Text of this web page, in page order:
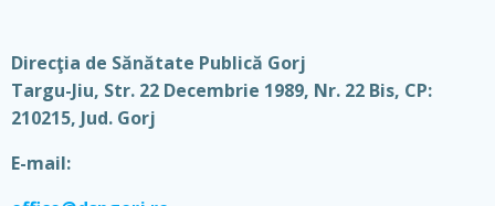
Direcţia de Sănătate Publică Gorj
Targu-Jiu, Str. 22 Decembrie 1989, Nr. 22 Bis, CP:
210215, Jud. Gorj
E-mail: